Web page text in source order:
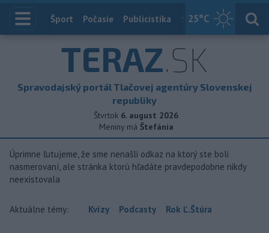
25°C
Index
Šport Počasie Publicistika Slovensko
TERAZ.SK
Spravodajský portál Tlačovej agentúry Slovenskej
republiky
Štvrtok 6. august 2026
Meniny má Štefánia
Úprimne ľutujeme, že sme nenašli odkaz na ktorý ste boli
nasmerovaní, ale stránka ktorú hľadáte pravdepodobne nikdy
neexistovala
Aktuálne témy: Kvízy Podcasty Rok Ľ.Štúra